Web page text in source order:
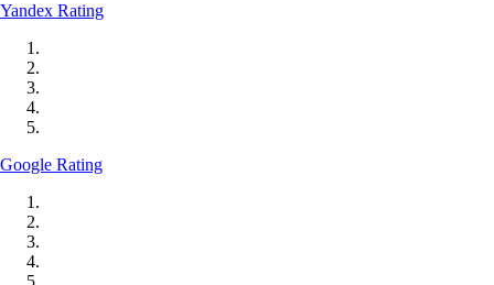
Yandex Rating
Google Rating